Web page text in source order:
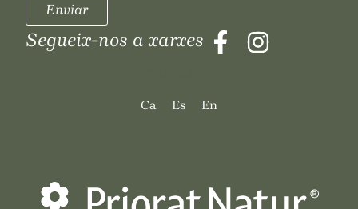
Enviar
Segueix-nos a xarxes
Ca Es En